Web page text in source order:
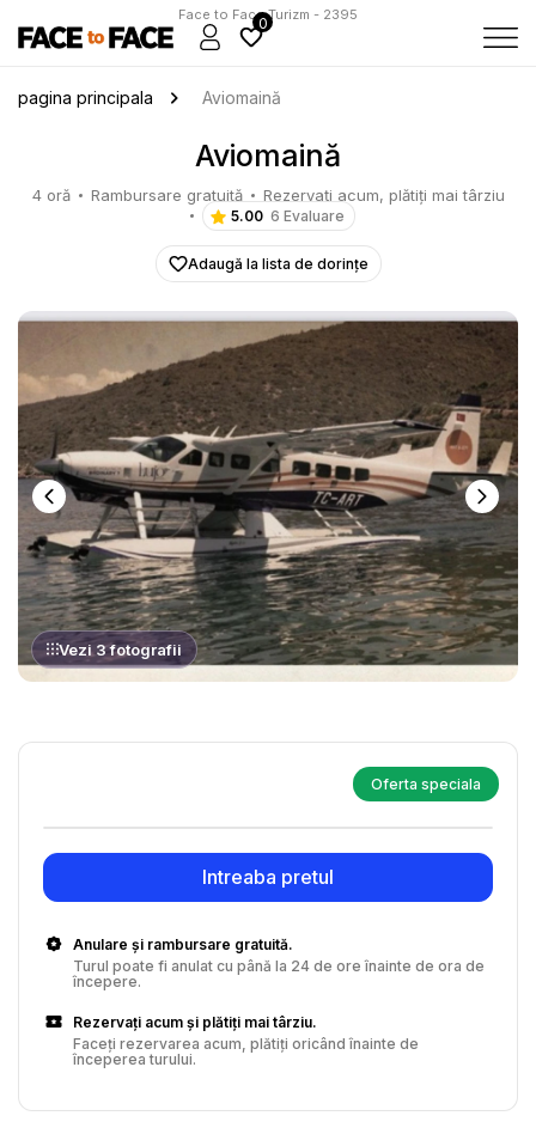
Face to Face Turizm - 2395
0
pagina principala Aviomaină
Aviomaină
4 oră Rambursare gratuită Rezervați acum, plătiți mai târziu
5.00 6 Evaluare
Adaugă la lista de dorințe
Vezi 3 fotografii
Oferta speciala
Intreaba pretul
Anulare și rambursare gratuită.
Turul poate fi anulat cu până la 24 de ore înainte de ora de
începere.
Rezervați acum și plătiți mai târziu.
Faceți rezervarea acum, plătiți oricând înainte de
începerea turului.